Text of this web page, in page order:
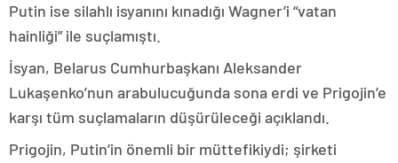
Putin ise silahlı isyanını kınadığı Wagner’i “vatan
hainliği” ile suçlamıştı.
İsyan, Belarus Cumhurbaşkanı Aleksander
Lukaşenko’nun arabulucuğunda sona erdi ve Prigojin’e
karşı tüm suçlamaların düşürüleceği açıklandı.
Prigojin, Putin’in önemli bir müttefikiydi; şirketi